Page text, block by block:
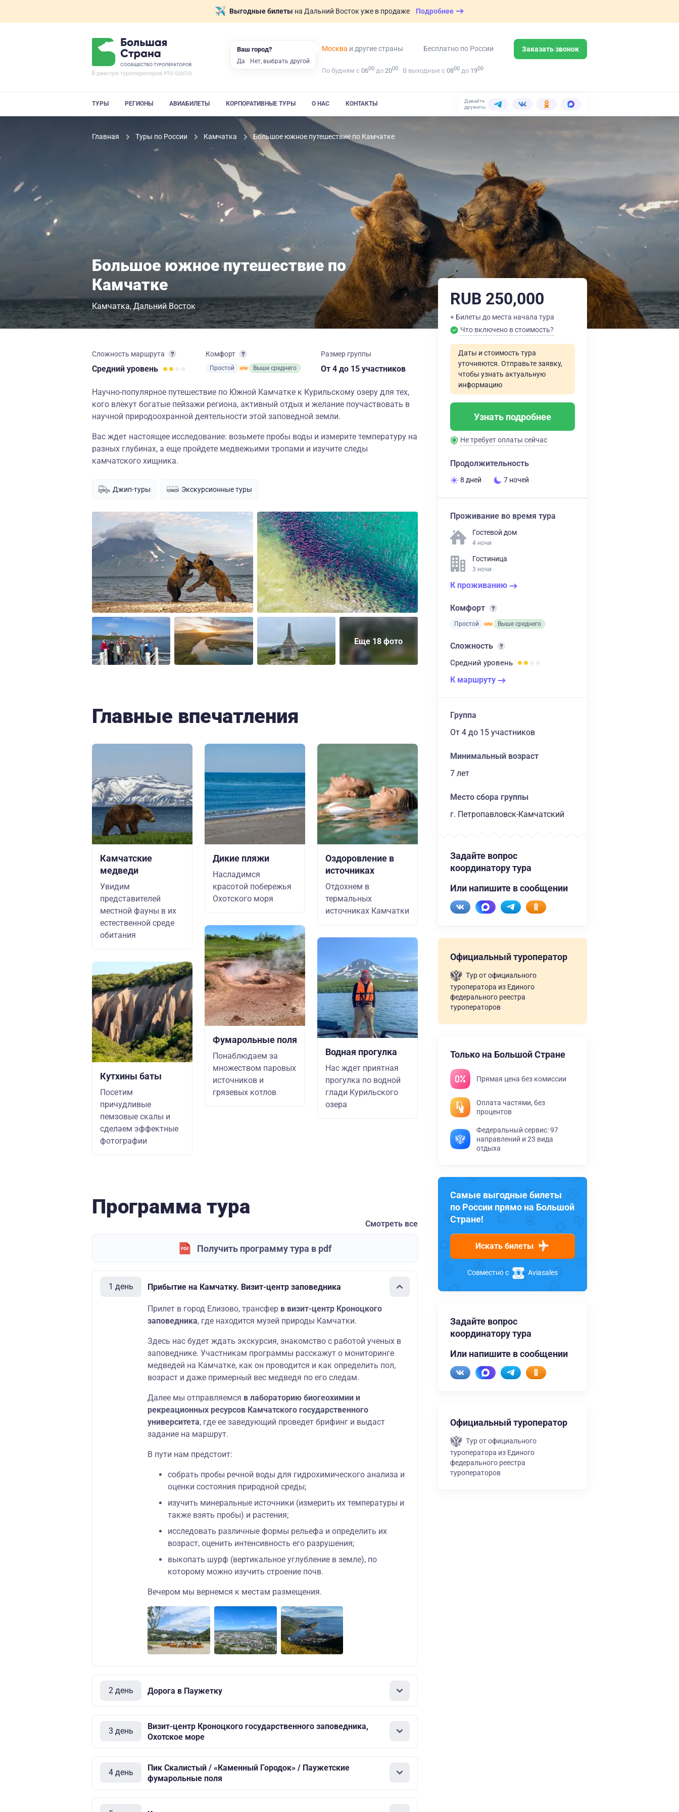
Выгодные билеты на Дальний Восток уже в продаже Подробнее
Москва и другие страны Бесплатно по России Заказать звонок
По будням с 0600 до 2000 В выходные с 0800 до 1900
ТУРЫ РЕГИОНЫ АВИАБИЛЕТЫ КОРПОРАТИВНЫЕ ТУРЫ О НАС КОНТАКТЫ
Давайте
дружить:
Главная Туры по России Камчатка Большое южное путешествие по Камчатке
Большое южное путешествие по
Камчатке
Камчатка Дальний Восток
Сложность маршрута
Средний уровень
Комфорт
Простой Выше среднего
Размер группы
От 4 до 15 участников
Научно-популярное путешествие по Южной Камчатке к Курильскому озеру для тех,
кого влекут богатые пейзажи региона, активный отдых и желание поучаствовать в
научной природоохранной деятельности этой заповедной земли.
Вас ждет настоящее исследование: возьмете пробы воды и измерите температуру на
разных глубинах, а еще пройдете медвежьими тропами и изучите следы
камчатского хищника.
Джип-туры Экскурсионные туры
Еще 18 фото
Главные впечатления
Камчатские
медведи
Увидим
представителей
местной фауны в их
естественной среде
обитания
Кутхины баты
Посетим
причудливые
пемзовые скалы и
сделаем эффектные
фотографии
Дикие пляжи
Насладимся
красотой побережья
Охотского моря
Фумарольные поля
Понаблюдаем за
множеством паровых
источников и
грязевых котлов
Оздоровление в
источниках
Отдохнем в
термальных
источниках Камчатки
Водная прогулка
Нас ждет приятная
прогулка по водной
глади Курильского
озера
Программа тура
Смотреть все
Получить программу тура в pdf
1 день Прибытие на Камчатку. Визит-центр заповедника
Прилет в город Елизово, трансфер в визит-центр Кроноцкого
заповедника, где находится музей природы Камчатки.
Здесь нас будет ждать экскурсия, знакомство с работой ученых в
заповеднике. Участникам программы расскажут о мониторинге
медведей на Камчатке, как он проводится и как определить пол,
возраст и даже примерный вес медведя по его следам.
Далее мы отправляемся в лабораторию биогеохимии и
рекреационных ресурсов Камчатского государственного
университета, где ее заведующий проведет брифинг и выдаст
задание на маршрут.
В пути нам предстоит:
собрать пробы речной воды для гидрохимического анализа и
оценки состояния природной среды;
изучить минеральные источники (измерить их температуры и
также взять пробы) и растения;
исследовать различные формы рельефа и определить их
возраст, оценить интенсивность его разрушения;
выкопать шурф (вертикальное углубление в земле), по
которому можно изучить строение почв.
Вечером мы вернемся к местам размещения.
2 день Дорога в Паужетку
3 день
Визит-центр Кроноцкого государственного заповедника,
Охотское море
4 день
Пик Скалистый / «Каменный Городок» / Паужетские
фумарольные поля
RUB 250,000
+ Билеты до места начала тура
Что включено в стоимость?
Даты и стоимость тура
уточняются. Отправьте заявку,
чтобы узнать актуальную
информацию
Узнать подробнее
Не требует оплаты сейчас
Продолжительность
8 дней 7 ночей
Проживание во время тура
Гостевой дом
4 ночи
Гостиница
3 ночи
К проживанию
Комфорт
Простой Выше среднего
Сложность
Средний уровень
К маршруту
Группа
От 4 до 15 участников
Минимальный возраст
7 лет
Место сбора группы
г. Петропавловск-Камчатский
Задайте вопрос
координатору тура
Или напишите в сообщении
Официальный туроператор
Тур от официального
туроператора из Единого
федерального реестра
туроператоров
Только на Большой Стране
Прямая цена без комиссии
Оплата частями, без
процентов
Федеральный сервис: 97
направлений и 23 вида
отдыха
Самые выгодные билеты
по России прямо на Большой
Стране!
Искать билеты
Совместно с Aviasales
Задайте вопрос
координатору тура
Или напишите в сообщении
Официальный туроператор
Тур от официального
туроператора из Единого
федерального реестра
туроператоров
Ваш город?
Да Нет, выбрать другой